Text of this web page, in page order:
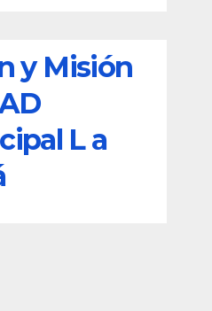
y Misión
L a